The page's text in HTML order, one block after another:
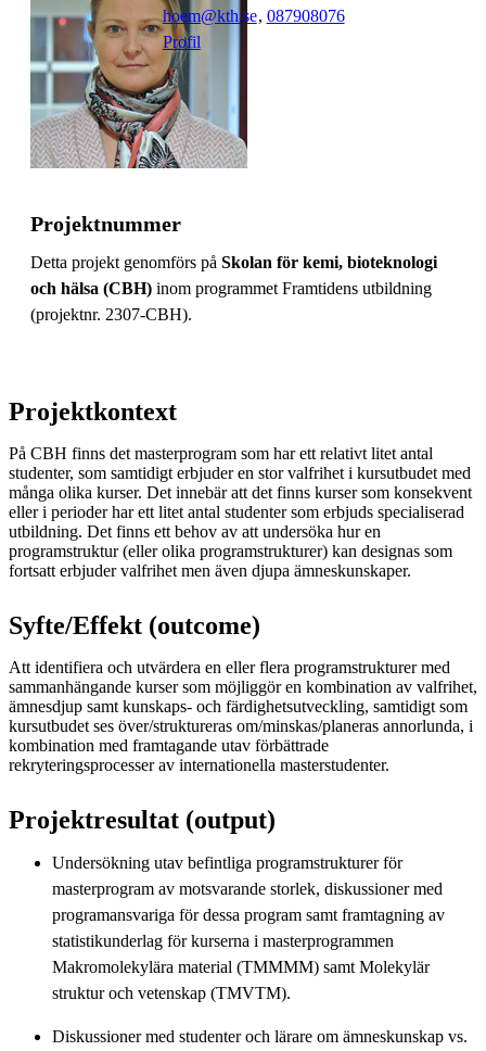
hoem@kth.se, 087908076
Profil
Projektnummer
Detta projekt genomförs på Skolan för kemi, bioteknologi
och hälsa (CBH) inom programmet Framtidens utbildning
(projektnr. 2307-CBH).
Projektkontext
På CBH finns det masterprogram som har ett relativt litet antal
studenter, som samtidigt erbjuder en stor valfrihet i kursutbudet med
många olika kurser. Det innebär att det finns kurser som konsekvent
eller i perioder har ett litet antal studenter som erbjuds specialiserad
utbildning. Det finns ett behov av att undersöka hur en
programstruktur (eller olika programstrukturer) kan designas som
fortsatt erbjuder valfrihet men även djupa ämneskunskaper.
Syfte/Effekt (outcome)
Att identifiera och utvärdera en eller flera programstrukturer med
sammanhängande kurser som möjliggör en kombination av valfrihet,
ämnesdjup samt kunskaps- och färdighetsutveckling, samtidigt som
kursutbudet ses över/struktureras om/minskas/planeras annorlunda, i
kombination med framtagande utav förbättrade
rekryteringsprocesser av internationella masterstudenter.
Projektresultat (output)
Undersökning utav befintliga programstrukturer för
masterprogram av motsvarande storlek, diskussioner med
programansvariga för dessa program samt framtagning av
statistikunderlag för kurserna i masterprogrammen
Makromolekylära material (TMMMM) samt Molekylär
struktur och vetenskap (TMVTM).
Diskussioner med studenter och lärare om ämneskunskap vs.